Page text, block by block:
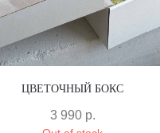
ЦВЕТОЧНЫЙ БОКС
3 990 р.